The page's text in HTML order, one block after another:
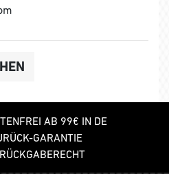
AB 99€ IN DE
GARANTIE